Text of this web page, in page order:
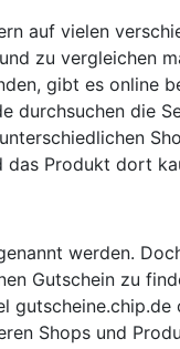
auf vielen
zu vergleichen
gibt es online
durchsuchen die
das Produkt dort
werden.
Gutschein zu
gutscheine.chip.de
Shops und